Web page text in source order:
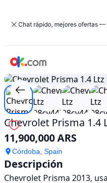
Chat rápido, mejores ofertas —
Usado
Chevrolet
Prisma
1.4
Ltz
98cv
En
venta
11,900,000
Chevrolet Prisma 1.4
11,900,000 ARS
Córdoba, Spain
Descripción
Chevrolet Prisma 2013,